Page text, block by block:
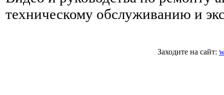
техническому обслуживанию и
Заходите на сайт: